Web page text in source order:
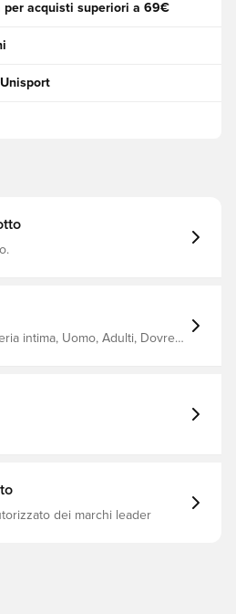
per acquisti superiori a 69€
intima, Uomo, Adulti, Dovre,
dei marchi leader